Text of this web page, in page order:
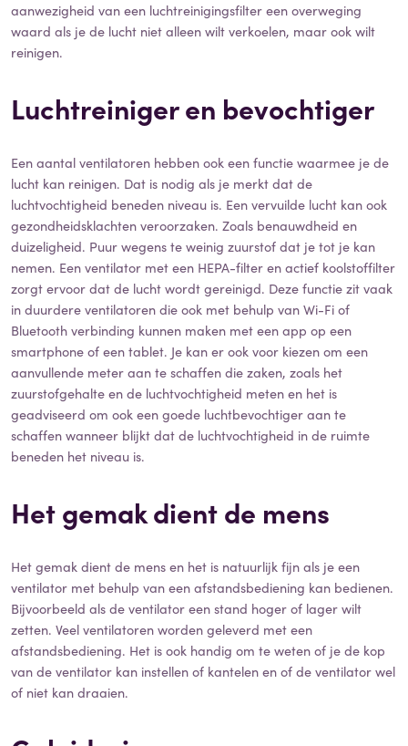
aanwezigheid van een luchtreinigingsfilter een overweging
waard als je de lucht niet alleen wilt verkoelen, maar ook wilt
reinigen.
Luchtreiniger en bevochtiger
Een aantal ventilatoren hebben ook een functie waarmee je de
lucht kan reinigen. Dat is nodig als je merkt dat de
luchtvochtigheid beneden niveau is. Een vervuilde lucht kan ook
gezondheidsklachten veroorzaken. Zoals benauwdheid en
duizeligheid. Puur wegens te weinig zuurstof dat je tot je kan
nemen. Een ventilator met een HEPA-filter en actief koolstoffilter
zorgt ervoor dat de lucht wordt gereinigd. Deze functie zit vaak
in duurdere ventilatoren die ook met behulp van Wi-Fi of
Bluetooth verbinding kunnen maken met een app op een
smartphone of een tablet. Je kan er ook voor kiezen om een
aanvullende meter aan te schaffen die zaken, zoals het
zuurstofgehalte en de luchtvochtigheid meten en het is
geadviseerd om ook een goede luchtbevochtiger aan te
schaffen wanneer blijkt dat de luchtvochtigheid in de ruimte
beneden het niveau is.
Het gemak dient de mens
Het gemak dient de mens en het is natuurlijk fijn als je een
ventilator met behulp van een afstandsbediening kan bedienen.
Bijvoorbeeld als de ventilator een stand hoger of lager wilt
zetten. Veel ventilatoren worden geleverd met een
afstandsbediening. Het is ook handig om te weten of je de kop
van de ventilator kan instellen of kantelen en of de ventilator wel
of niet kan draaien.